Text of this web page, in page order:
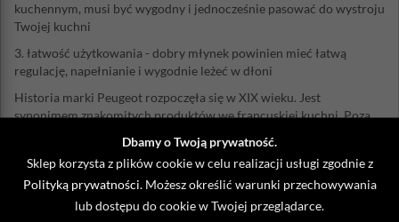
Dbamy o Twoją prywatność.
Sklep korzysta z plików cookie w celu realizacji usługi zgodnie z
Polityką prywatności . Możesz określić warunki przechowywania
lub dostępu do cookie w Twojej przeglądarce.
kuchennym, musi być wygodny i jednocześnie pasować do wystroju
Twojej kuchni
3. łatwość użytkowania - dobry młynek powinien mieć łatwą
regulację, napełnianie i wygodnie leżeć w dłoni
Historia marki Peugeot rozpoczęła się w XIX wieku. Jest
synonimem znakomitych produktów we francuskiej kuchni. Poza
okresie rozwija także innowacyjne i wysokiej jakości produkty
winiarskie, barmańskie i sommelierskie.
Materiał: akryl
Mechanizm: tradycyjny, stalowy